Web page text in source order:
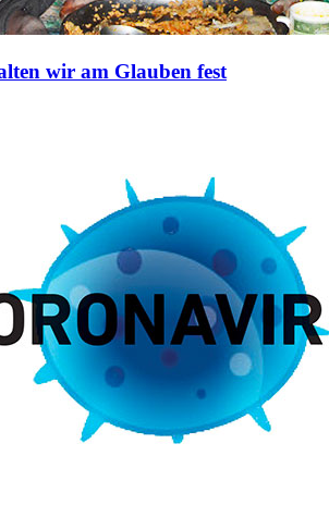
wir am Glauben fest